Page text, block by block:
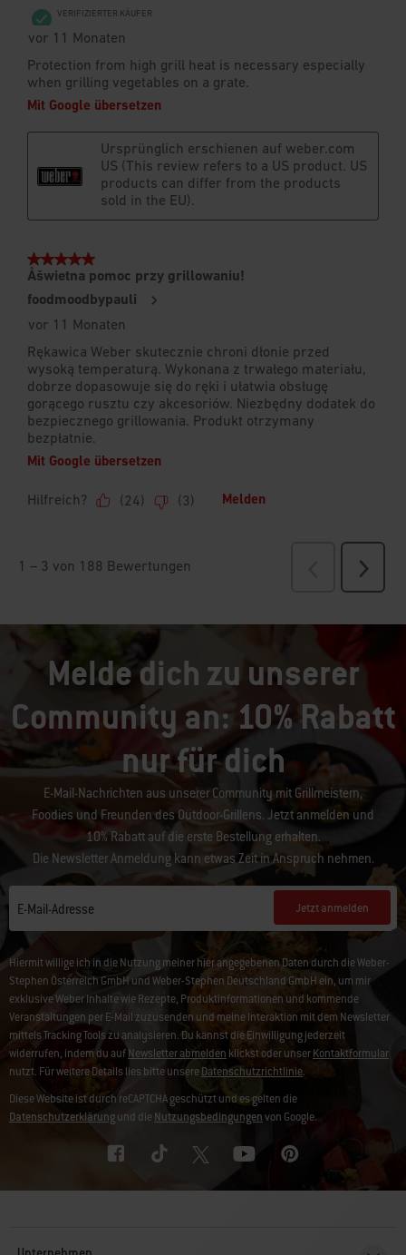
Melde dich zu unserer
Community an: 10% Rabatt
nur für dich
E-Mail-Nachrichten aus unserer Community mit Grillmeistern,
Foodies und Freunden des Outdoor-Grillens. Jetzt anmelden und
10% Rabatt auf die erste Bestellung erhalten.
Die Newsletter Anmeldung kann etwas Zeit in Anspruch nehmen.
E-Mail-Adresse Jetzt anmelden
Hiermit willige ich in die Nutzung meiner hier angegebenen Daten durch die Weber-
Stephen Österreich GmbH und Weber-Stephen Deutschland GmbH ein, um mir
exklusive Weber Inhalte wie Rezepte, Produktinformationen und kommende
Veranstaltungen per E-Mail zuzusenden und meine Interaktion mit dem Newsletter
mittels Tracking Tools zu analysieren. Du kannst die Einwilligung jederzeit
widerrufen, indem du aufNewsletter abmelden klickst oder unserKontaktformular
nutzt. Für weitere Details lies bitte unsereDatenschutzrichtlinie.
Diese Website ist durch reCAPTCHA geschützt und es gelten die
Datenschutzerklärungund dieNutzungsbedingungenvon Google.